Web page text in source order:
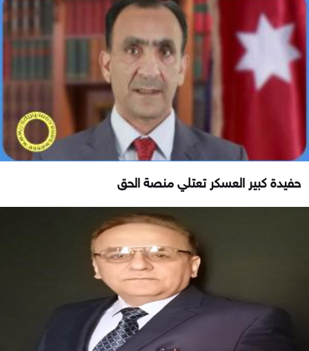
حفيدة كبير العسكر تعتلي منصة الحق